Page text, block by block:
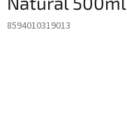
8594010319013